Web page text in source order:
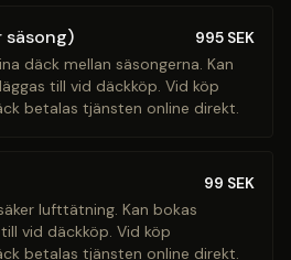
säsong) 995 SEK
däck mellan säsongerna. Kan
till vid däckköp. Vid köp
betalas tjänsten online direkt.
99 SEK
lufttätning. Kan bokas
vid däckköp. Vid köp
betalas tjänsten online direkt.